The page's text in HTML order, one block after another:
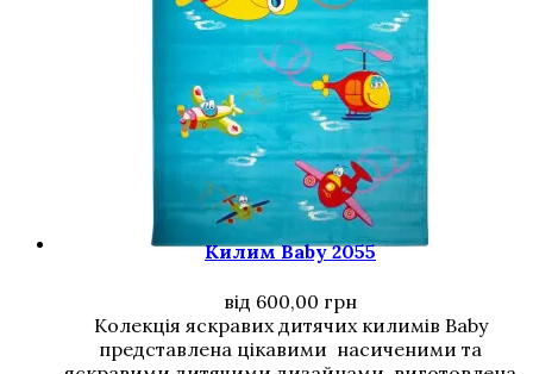
Килим Baby 2055
від 600,00 грн
Колекція яскравих дитячих килимів Baby
представлена цікавими насиченими та